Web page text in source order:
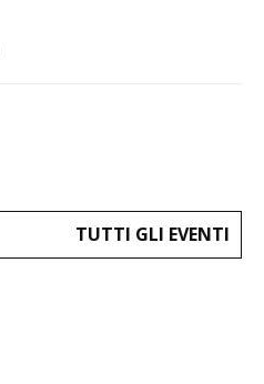
TUTTI GLI EVENTI